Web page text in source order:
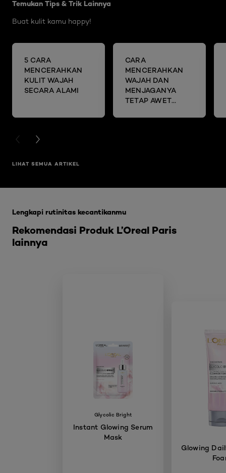
Temukan Tips & Trik Lainnya
Buat kulit kamu happy!
5 CARA
MENCERAHKAN
KULIT WAJAH
SECARA ALAMI
CARA
MENCERAHKAN
WAJAH DAN
MENJAGANYA
TETAP AWET
SHEET MASK
PREVIOUS CARD
NEXT CARD
LIHAT SEMUA ARTIKEL
Rekomendasi Produk L’Oreal Paris
lainnya
Lengkapi rutinitas kecantikanmu
Glycolic Bright
Instant Glowing Serum
Mask
Glowing